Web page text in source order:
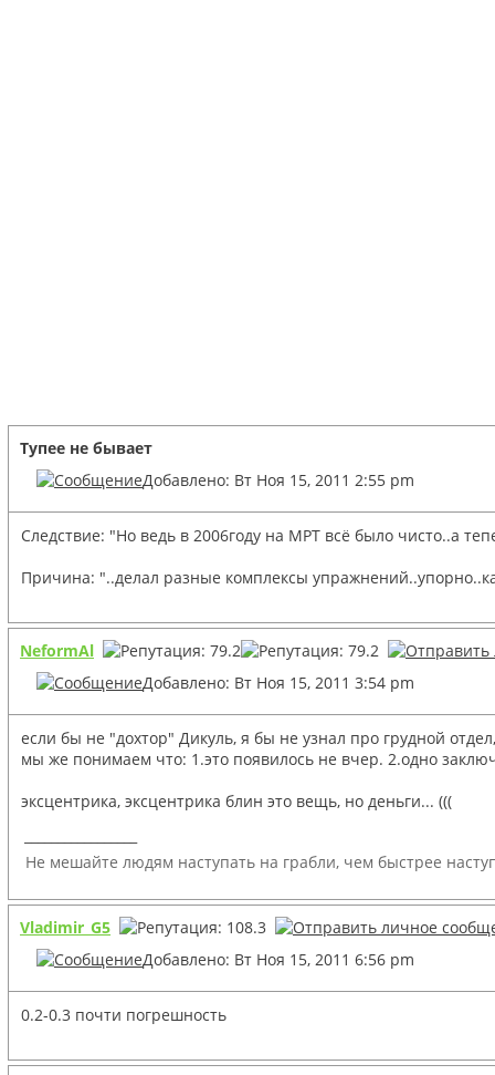
Тупее не бывает
Добавлено: Вт Ноя 15, 2011 2:55 pm
Следствие: "Но ведь в 2006году на МРТ всё было чисто..а
Причина: "..делал разные комплексы
NeformAl
Добавлено: Вт Ноя 15, 2011 3:54 pm
если бы не "дохтор" Дикуль, я бы не узнал про грудной
мы же понимаем что: 1.это появилось не вчер. 2.одно
эксцентрика, эксцентрика блин это вещь, но деньги... (((
Не мешайте людям наступать на грабли, чем быстрее
Vladimir_G5
Добавлено: Вт Ноя 15, 2011 6:56 pm
0.2-0.3 почти погрешность